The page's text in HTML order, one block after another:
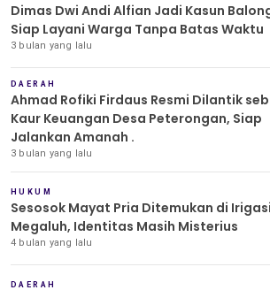
Dimas Dwi Andi Alfian Jadi Kasun
Siap Layani Warga Tanpa Batas Waktu
3 bulan yang lalu
DAERAH
Ahmad Rofiki Firdaus Resmi Dilantik
Kaur Keuangan Desa Peterongan, Siap
Jalankan Amanah .
3 bulan yang lalu
HUKUM
Sesosok Mayat Pria Ditemukan di Irigasi
Megaluh, Identitas Masih Misterius
4 bulan yang lalu
DAERAH